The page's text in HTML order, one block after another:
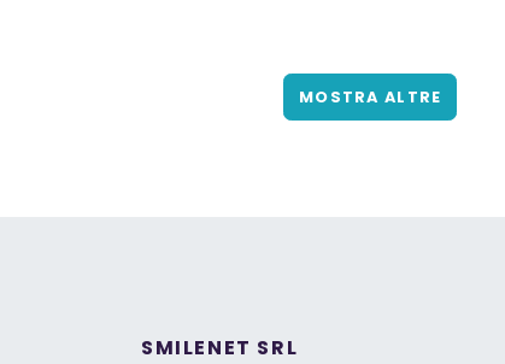
MOSTRA ALTRE
SMILENET SRL